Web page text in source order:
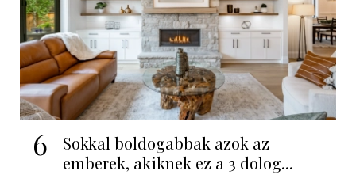
6
Sokkal boldogabbak azok az
emberek, akiknek ez a 3 dolog...